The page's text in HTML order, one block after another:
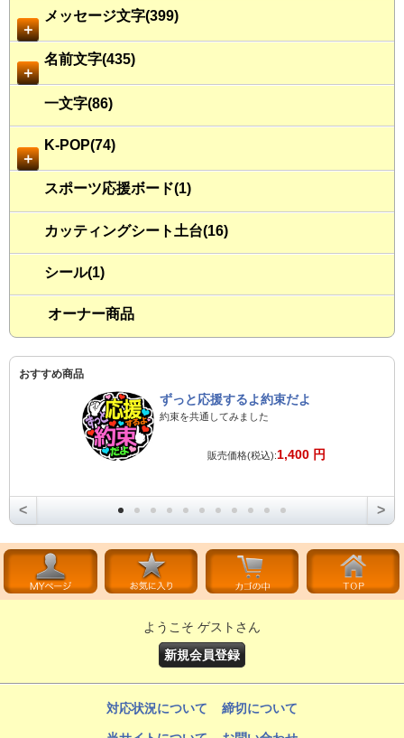
＋
メッセージ文字(399)
＋
名前文字(435)
一文字(86)
＋
K-POP(74)
スポーツ応援ボード(1)
カッティングシート土台(16)
シール(1)
オーナー商品
おすすめ商品
ずっと応援するよ約束だよ
約束を共通してみました
販売価格(税込):1,400 円
< >
ようこそ ゲストさん
新規会員登録
対応状況について 締切について